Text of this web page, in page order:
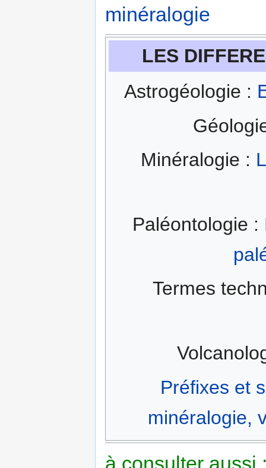
minéralogie
LES
Astrogéologie :
Minéralogie :
Paléontologie :
Termes
Préfixes et
minéralogie,
à consulter aussi